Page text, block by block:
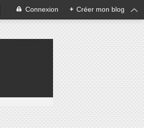
Connexion + Créer mon blog